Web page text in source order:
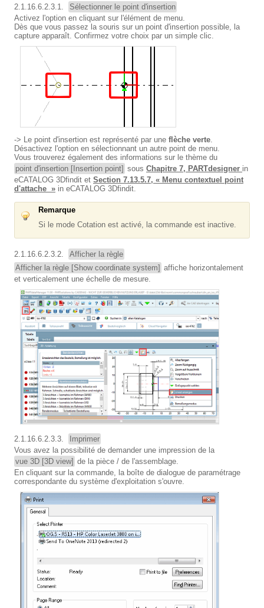
2.1.16.6.2.3.1.
Sélectionner le point d'insertion
Activez l'option en cliquant sur l'élément de menu.
Dès que vous passez la souris sur un point d'insertion possible, la
capture apparaît. Confirmez votre choix par un simple clic.
-> Le point d'insertion est représenté par une flèche verte
Désactivez l'option en sélectionnant un autre point de menu.
Vous trouverez également des informations sur le thème du
point d'insertion [Insertion point] sous Chapitre 7, PARTdesigner in
eCATALOG 3Dfindit et Section 7.13.5.7, « Menu contextuel point
d'attache » in eCATALOG 3Dfindit.
Remarque
Si le mode Cotation est activé, la commande est inactive.
2.1.16.6.2.3.2.
Afficher la règle
Afficher la règle [Show coordinate system] affiche horizontalement
et verticalement une échelle de mesure.
2.1.16.6.2.3.3.
Imprimer
Vous avez la possibilité de demander une impression de la
vue 3D [3D view] de la pièce / de l'assemblage.
En cliquant sur la commande, la boîte de dialogue de paramétrage
correspondante du système d'exploitation s'ouvre.